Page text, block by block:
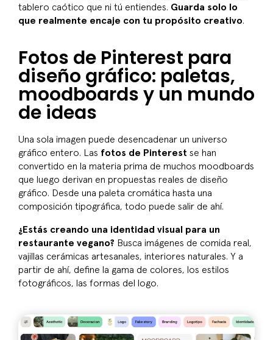
tablero caótico que ni tú entiendes. Guarda solo lo
que realmente encaje con tu propósito creativo.
Fotos de Pinterest para
diseño gráfico: paletas,
moodboards y un mundo
de ideas
Una sola imagen puede desencadenar un universo
gráfico entero. Las fotos de Pinterest se han
convertido en la materia prima de muchos moodboards
que luego derivan en propuestas reales de diseño
gráfico. Desde una paleta cromática hasta una
composición tipográfica, todo puede salir de ahí.
¿Estás creando una identidad visual para un
restaurante vegano? Busca imágenes de comida real,
vajillas cerámicas artesanales, interiores naturales. Y a
partir de ahí, define la gama de colores, los estilos
fotográficos, las formas del logo.